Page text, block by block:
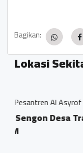
Bagikan:
Lokasi
Asyrof
Trasan